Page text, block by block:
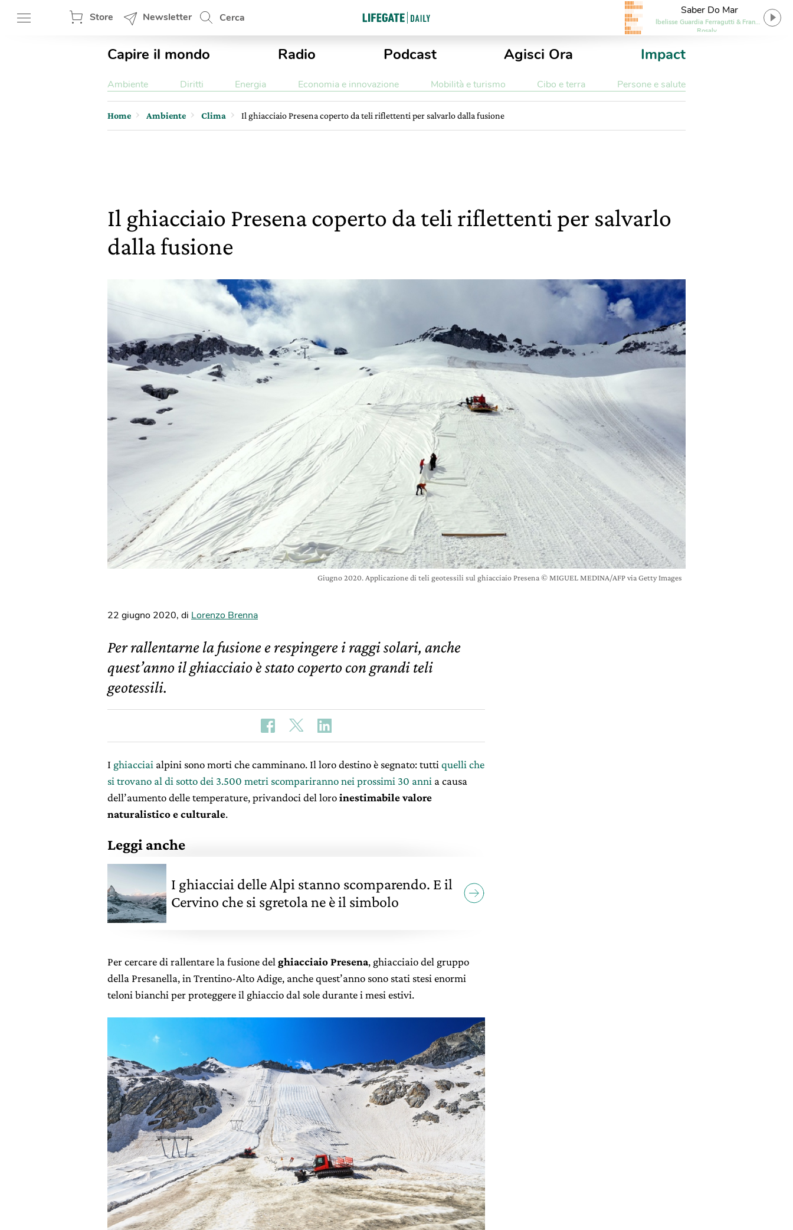
Store Newsletter Cerca
Saber Do Mar
Ibelisse Guardia Ferragutti & Frank
Rosaly
Capire il mondo Radio Podcast Agisci Ora Impact
Ambiente Diritti Energia Economia e innovazione Mobilità e turismo Cibo e terra Persone e salute
Home Ambiente Clima Il ghiacciaio Presena coperto da teli riflettenti per salvarlo dalla fusione
Il ghiacciaio Presena coperto da teli riflettenti per salvarlo
dalla fusione
Giugno 2020. Applicazione di teli geotessili sul ghiacciaio Presena © MIGUEL MEDINA/AFP via Getty Images
22 giugno 2020, di Lorenzo Brenna
Per rallentarne la fusione e respingere i raggi solari, anche
quest’anno il ghiacciaio è stato coperto con grandi teli
geotessili.
I ghiacciai alpini sono morti che camminano. Il loro destino è segnato: tutti quelli che
si trovano al di sotto dei 3.500 metri scompariranno nei prossimi 30 anni a causa
dell’aumento delle temperature, privandoci del loroinestimabile valore
naturalistico e culturale.
Leggi anche
I ghiacciai delle Alpi stanno scomparendo. E il
Cervino che si sgretola ne è il simbolo
Per cercare di rallentare la fusione del ghiacciaio Presena, ghiacciaio del gruppo
della Presanella, in Trentino-Alto Adige, anche quest’anno sono stati stesi enormi
teloni bianchi per proteggere il ghiaccio dal sole durante i mesi estivi.